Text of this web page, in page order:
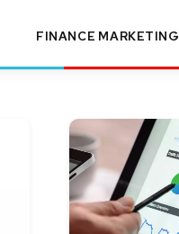
FINANCE MARKETING